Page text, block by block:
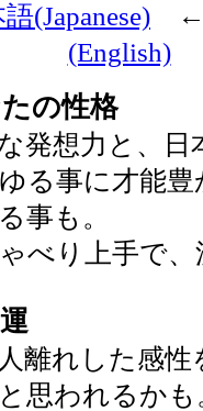
(Japanese)
(English)
たの性格
発想力と、日
る事に才能豊
事も。
べり上手で、
離れした感性
思われるかも